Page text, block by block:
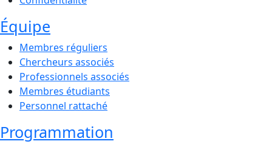
Équipe
Membres réguliers
Chercheurs associés
Professionnels associés
Membres étudiants
Personnel rattaché
Programmation